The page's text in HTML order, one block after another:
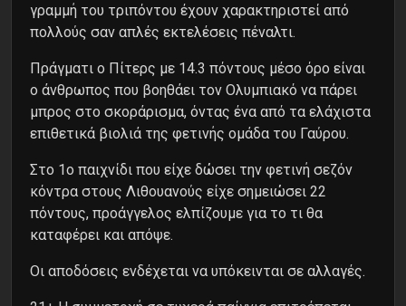
γραμμή του τριπόντου έχουν χαρακτηριστεί από
πολλούς σαν απλές εκτελέσεις πέναλτι.
Πράγματι ο Πίτερς με 14.3 πόντους μέσο όρο είναι
ο άνθρωπος που βοηθάει τον Ολυμπιακό να πάρει
μπρος στο σκοράρισμα, όντας ένα από τα ελάχιστα
επιθετικά βιολιά της φετινής ομάδα του Γαύρου.
Στο 1ο παιχνίδι που είχε δώσει την φετινή σεζόν
κόντρα στους Λιθουανούς είχε σημειώσει 22
πόντους, προάγγελος ελπίζουμε για το τι θα
καταφέρει και απόψε.
Oι αποδόσεις ενδέχεται να υπόκεινται σε αλλαγές.